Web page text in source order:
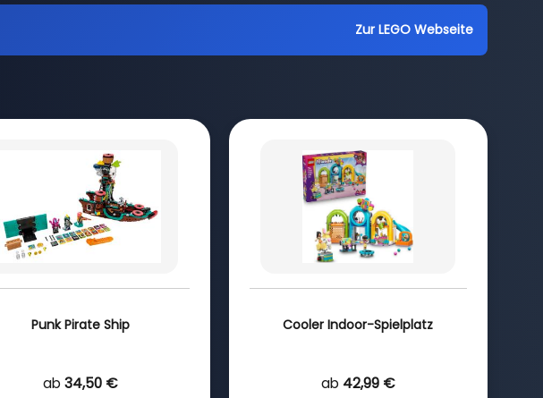
Zur LEGO Webseite
Punk Pirate Ship
ab 34,50 €
Cooler Indoor-Spielplatz
ab 42,99 €